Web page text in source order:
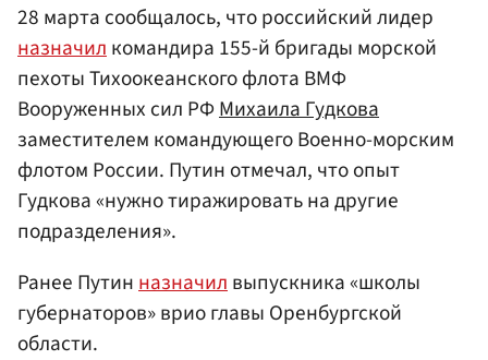
28 марта сообщалось, что российский лидер
назначилкомандира 155-й бригады морской
пехоты Тихоокеанского флота ВМФ
Вооруженных сил РФМихаила Гудкова
заместителем командующего Военно-морским
флотом России. Путин отмечал, что опыт
Гудкова «нужно тиражировать на другие
подразделения».
Ранее Путинназначилвыпускника «школы
губернаторов» врио главы Оренбургской
области.